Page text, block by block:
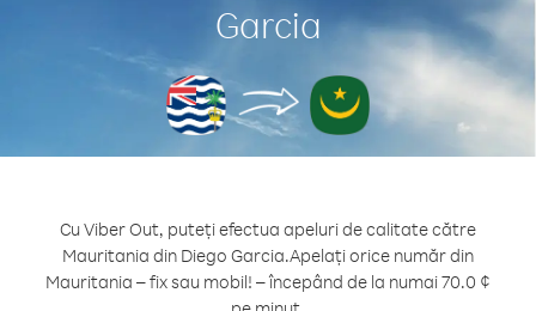
Garcia
Cu Viber Out, puteți efectua apeluri de calitate către
Mauritania din Diego Garcia.Apelați orice număr din
Mauritania – fix sau mobil! – începând de la numai 70.0 ¢